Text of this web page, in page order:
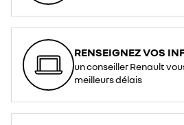
RENSEIGNEZ VOS
un conseiller Renault
meilleurs délais